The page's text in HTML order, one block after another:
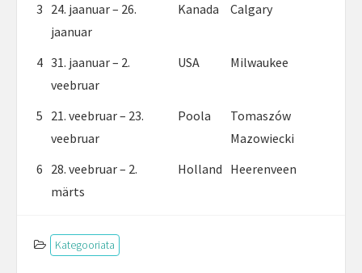
3 24. jaanuar – 26.
jaanuar
Kanada Calgary
4 31. jaanuar – 2.
veebruar
USA Milwaukee
5 21. veebruar – 23.
veebruar
Poola
Tomaszów
Mazowiecki
6 28. veebruar – 2.
märts
Holland Heerenveen
Kategooriata